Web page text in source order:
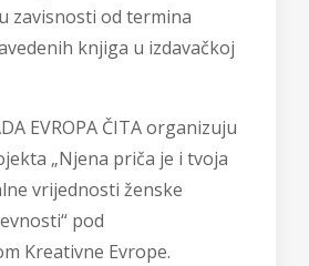
zavisnosti od termina
knjiga u izdavačkoj
EVROPA ČITA organizuju
„Njena priča je i tvoja
vrijednosti ženske
pod
Kreativne Evrope.